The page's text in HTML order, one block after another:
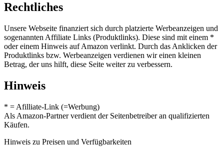
Rechtliches
Unsere Webseite finanziert sich durch platzierte Werbeanzeigen und
sogenannten Affiliate Links (Produktlinks). Diese sind mit einem *
oder einem Hinweis auf Amazon verlinkt. Durch das Anklicken der
Produktlinks bzw. Werbeanzeigen verdienen wir einen kleinen
Betrag, der uns hilft, diese Seite weiter zu verbessern.
Hinweis
* = Afilliate-Link (=Werbung)
Als Amazon-Partner verdient der Seitenbetreiber an qualifizierten
Käufen.
Hinweis zu Preisen und Verfügbarkeiten